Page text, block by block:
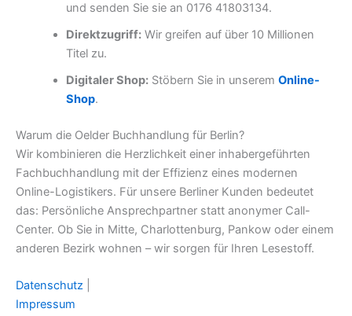
und senden Sie sie an 0176 41803134.
Direktzugriff:Wir greifen auf über 10 Millionen
Titel zu.
Digitaler Shop:Stöbern Sie in unserem Online-
Shop.
Warum die Oelder Buchhandlung für Berlin?
Wir kombinieren die Herzlichkeit einer inhabergeführten
Fachbuchhandlung mit der Effizienz eines modernen
Online-Logistikers. Für unsere Berliner Kunden bedeutet
das: Persönliche Ansprechpartner statt anonymer Call-
Center. Ob Sie in Mitte, Charlottenburg, Pankow oder einem
anderen Bezirk wohnen – wir sorgen für Ihren Lesestoff.
Datenschutz
Impressum